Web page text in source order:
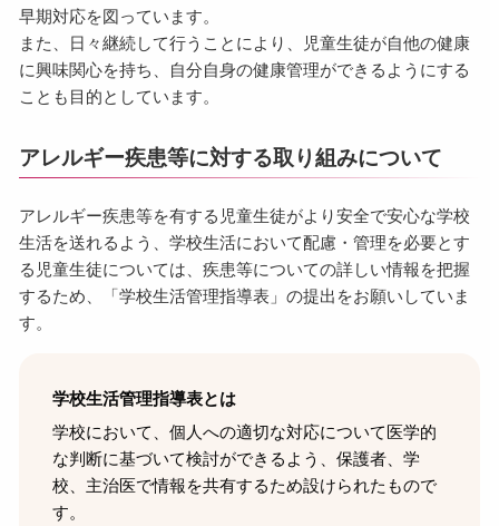
早期対応を図っています。
また、日々継続して行うことにより、児童生徒が自他の健康
に興味関心を持ち、自分自身の健康管理ができるようにする
ことも目的としています。
アレルギー疾患等に対する取り組みについて
アレルギー疾患等を有する児童生徒がより安全で安心な学校
生活を送れるよう、学校生活において配慮・管理を必要とす
る児童生徒については、疾患等についての詳しい情報を把握
するため、「学校生活管理指導表」の提出をお願いしていま
す。
学校生活管理指導表とは
学校において、個人への適切な対応について医学的
な判断に基づいて検討ができるよう、保護者、学
校、主治医で情報を共有するため設けられたもので
す。